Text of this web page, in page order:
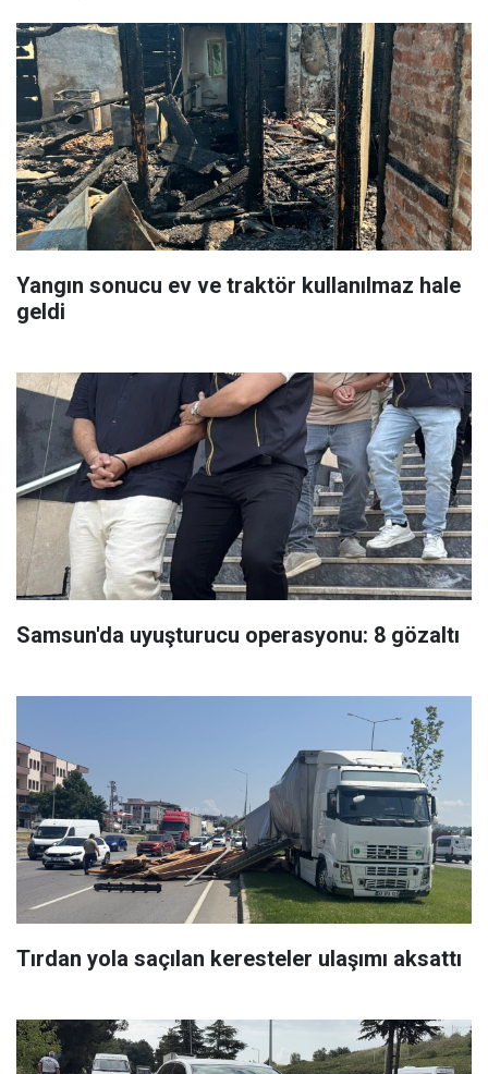
Yangın sonucu ev ve traktör kullanılmaz hale
geldi
Samsun'da uyuşturucu operasyonu: 8 gözaltı
Tırdan yola saçılan keresteler ulaşımı aksattı